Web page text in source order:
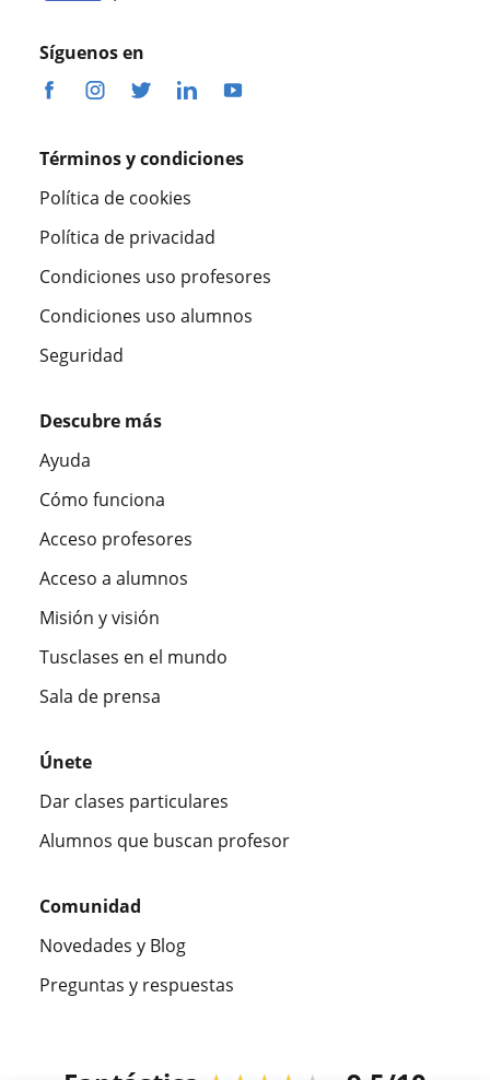
Síguenos en
Términos y condiciones
Política de cookies
Política de privacidad
Condiciones uso profesores
Condiciones uso alumnos
Seguridad
Descubre más
Ayuda
Cómo funciona
Acceso profesores
Acceso a alumnos
Misión y visión
Tusclases en el mundo
Sala de prensa
Únete
Dar clases particulares
Alumnos que buscan profesor
Comunidad
Novedades y Blog
Preguntas y respuestas